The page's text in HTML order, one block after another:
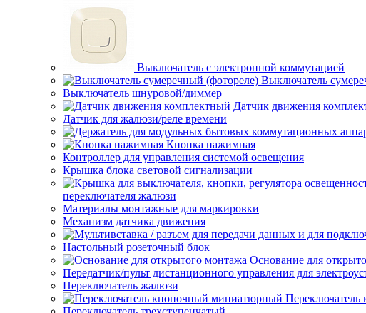
Выключатель с электронной коммутацией
Выключатель
Выключатель шнуровой/диммер
Датчик движения
Датчик для жалюзи/реле времени
Кнопка нажимная
Контроллер для управления системой освещения
Крышка блока световой сигнализации
переключателя жалюзи
Материалы монтажные для маркировки
Механизм датчика движения
Настольный розеточный блок
Основание для
Передатчик/пульт дистанционного управления для
Переключатель жалюзи